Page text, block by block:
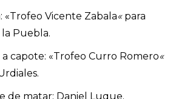
«Trofeo Vicente Zabala«para
Puebla.
capote: «Trofeo Curro Romero«
de matar: Daniel Luque.